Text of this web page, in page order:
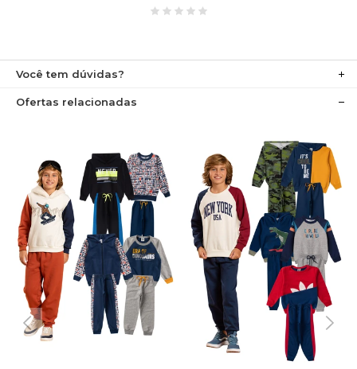
Você tem dúvidas?
Ofertas relacionadas